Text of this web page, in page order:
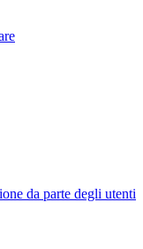
da parte degli utenti